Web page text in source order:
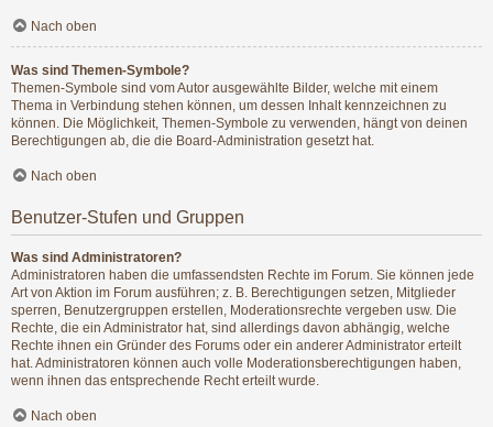
Nach oben
Was sind Themen-Symbole?
Themen-Symbole sind vom Autor ausgewählte Bilder, welche mit einem
Thema in Verbindung stehen können, um dessen Inhalt kennzeichnen zu
können. Die Möglichkeit, Themen-Symbole zu verwenden, hängt von deinen
Berechtigungen ab, die die Board-Administration gesetzt hat.
Nach oben
Benutzer-Stufen und Gruppen
Was sind Administratoren?
Administratoren haben die umfassendsten Rechte im Forum. Sie können jede
Art von Aktion im Forum ausführen; z. B. Berechtigungen setzen, Mitglieder
sperren, Benutzergruppen erstellen, Moderationsrechte vergeben usw. Die
Rechte, die ein Administrator hat, sind allerdings davon abhängig, welche
Rechte ihnen ein Gründer des Forums oder ein anderer Administrator erteilt
hat. Administratoren können auch volle Moderationsberechtigungen haben,
wenn ihnen das entsprechende Recht erteilt wurde.
Nach oben